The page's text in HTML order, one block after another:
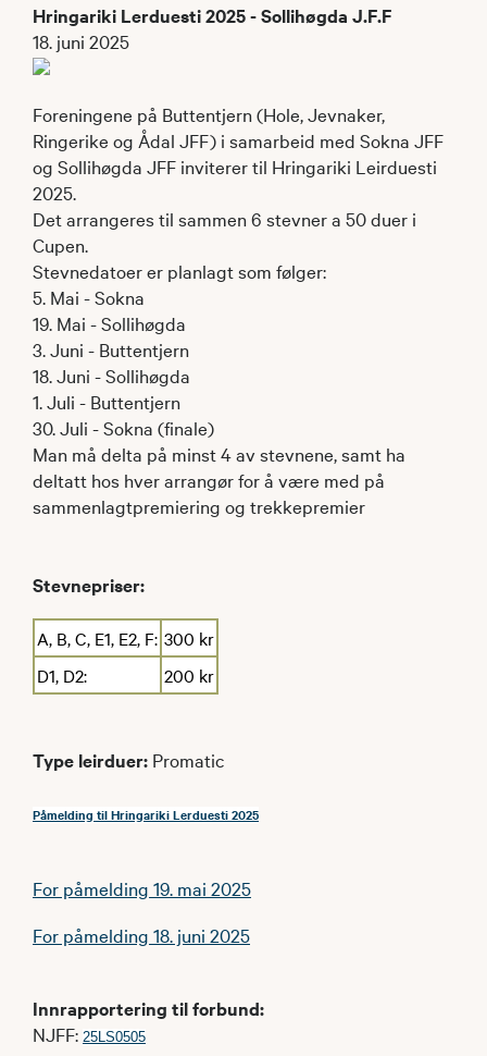
Hringariki Lerduesti 2025 - Sollihøgda J.F.F
18. juni 2025
Foreningene på Buttentjern (Hole, Jevnaker,
Ringerike og Ådal JFF) i samarbeid med Sokna JFF
og Sollihøgda JFF inviterer til Hringariki Leirduesti
2025.
Det arrangeres til sammen 6 stevner a 50 duer i
Cupen.
Stevnedatoer er planlagt som følger:
5. Mai - Sokna
19. Mai - Sollihøgda
3. Juni - Buttentjern
18. Juni - Sollihøgda
1. Juli - Buttentjern
30. Juli - Sokna (finale)
Man må delta på minst 4 av stevnene, samt ha
deltatt hos hver arrangør for å være med på
sammenlagtpremiering og trekkepremier
Stevnepriser:
A, B, C, E1, E2, F: 300 kr
D1, D2:
200 kr
Type leirduer: Promatic
Påmelding til Hringariki Lerduesti 2025
For påmelding 19. mai 2025
For påmelding 18. juni 2025
Innrapportering til forbund:
NJFF: 25LS0505